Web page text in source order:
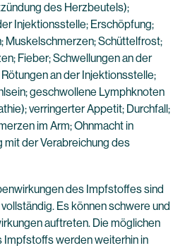
des Herzbeutels);
Injektionsstelle; Erschöpfung;
Muskelschmerzen; Schüttelfrost;
Fieber; Schwellungen an der
an der Injektionsstelle;
geschwollene Lymphknoten
verringerter Appetit; Durchfall;
im Arm; Ohnmacht in
mit der Verabreichung des
des Impfstoffes sind
Es können schwere und
auftreten. Die möglichen
Impfstoffs werden weiterhin in